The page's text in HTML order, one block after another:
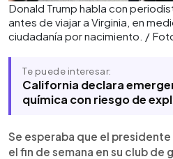
Donald Trump habla con
antes de viajar a Virginia, en
ciudadanía por nacimiento. /
Te puede interesar:
California declara
química con riesgo de
Se esperaba que el
el fin de semana en su club de